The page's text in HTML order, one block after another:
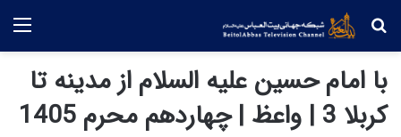
جستجو
با امام حسین علیه السلام از مدینه تا
کربلا 3 | واعظ | چهاردهم محرم 1405